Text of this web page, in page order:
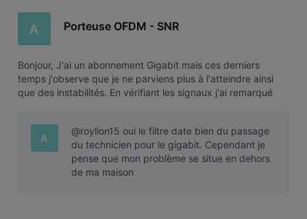
A Porteuse OFDM - SNR
Bonjour, J'ai un abonnement Gigabit mais ces derniers
temps j'observe que je ne parviens plus à l'atteindre ainsi
que des instabilités. En vérifiant les signaux j'ai remarqué
A
@roylion15 oui le filtre date bien du passage
du technicien pour le gigabit. Cependant je
pense que mon problème se situe en dehors
de ma maison